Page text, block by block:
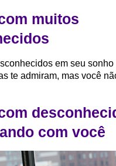
muitos
em seu
te admiram, mas você
com você